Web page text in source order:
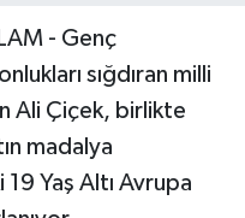
- Genç
sığdıran milli
Ali Çiçek, birlikte
madalya
Yaş Altı Avrupa